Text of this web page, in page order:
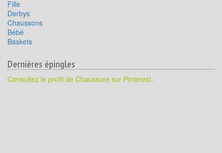
Fille
Derbys
Chaussons
Bébé
Baskets
Dernières épingles
Consultez le profil de Chaussure sur Pinterest.